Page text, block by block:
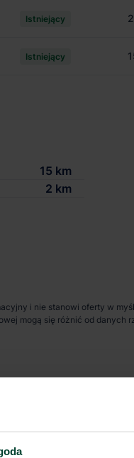
Istniejący
Istniejący
15 km
2 km
i nie stanowi oferty w
mogą się różnić od